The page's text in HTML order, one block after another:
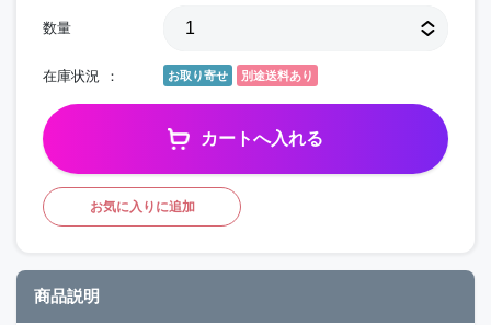
数量
在庫状況 お取り寄せ 別途送料あり
カートへ入れる
お気に入りに追加
商品説明